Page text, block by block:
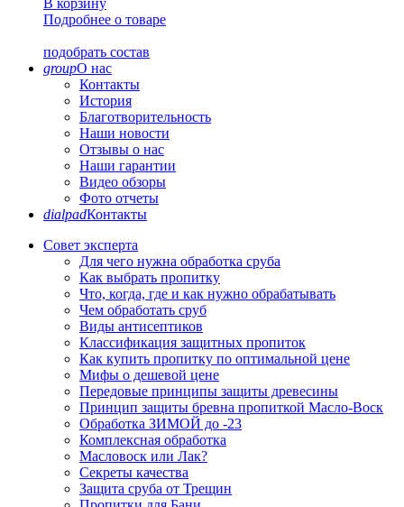
В корзину
Подробнее о товаре
подобрать состав
groupО нас
Контакты
История
Благотворительность
Наши новости
Отзывы о нас
Наши гарантии
Видео обзоры
Фото отчеты
dialpadКонтакты
Совет эксперта
Для чего нужна обработка сруба
Как выбрать пропитку
Что, когда, где и как нужно обрабатывать
Чем обработать сруб
Виды антисептиков
Классификация защитных пропиток
Как купить пропитку по оптимальной цене
Мифы о дешевой цене
Передовые принципы защиты древесины
Принцип защиты бревна пропиткой Масло-Воск
Обработка ЗИМОЙ до -23
Комплексная обработка
Масловоск или Лак?
Секреты качества
Защита сруба от Трещин